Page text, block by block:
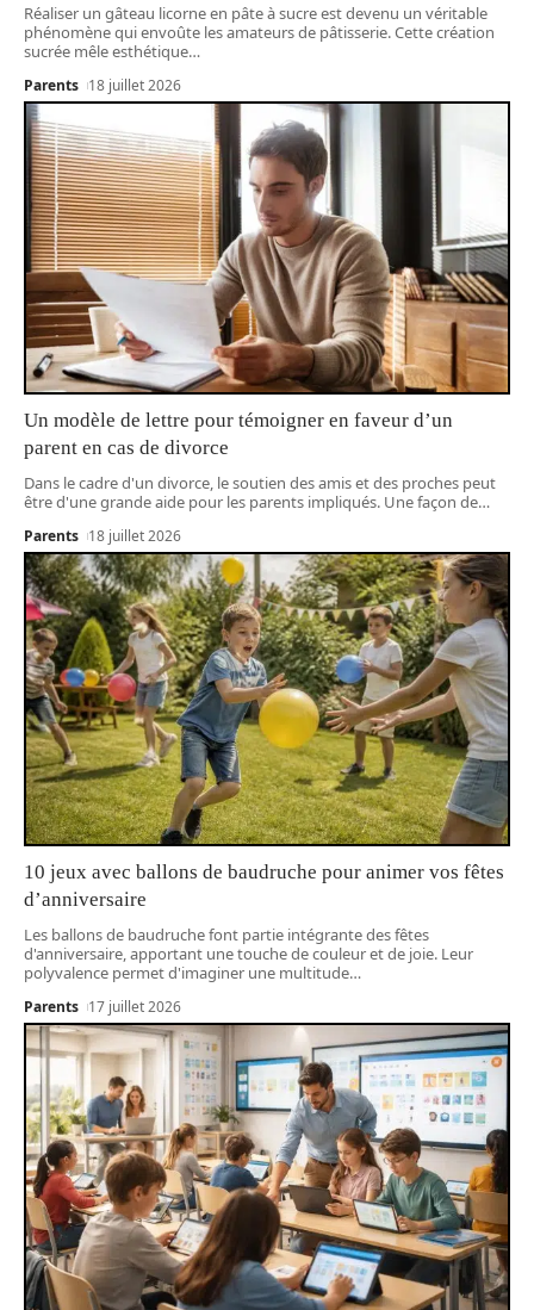
Réaliser un gâteau licorne en pâte à sucre est devenu un véritable
phénomène qui envoûte les amateurs de pâtisserie. Cette création
sucrée mêle esthétique…
Parents 18 juillet 2026
Un modèle de lettre pour témoigner en faveur d’un
parent en cas de divorce
Dans le cadre d'un divorce, le soutien des amis et des proches peut
être d'une grande aide pour les parents impliqués. Une façon de…
Parents 18 juillet 2026
10 jeux avec ballons de baudruche pour animer vos fêtes
d’anniversaire
Les ballons de baudruche font partie intégrante des fêtes
d'anniversaire, apportant une touche de couleur et de joie. Leur
polyvalence permet d'imaginer une multitude…
Parents 17 juillet 2026